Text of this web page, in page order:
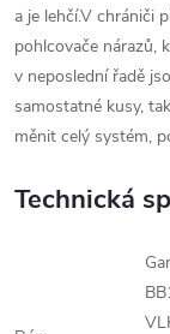
a je lehčí.V chrániči
pohlcovače nárazů,
v neposlední řadě
samostatné kusy,
měnit celý systém,
Technická